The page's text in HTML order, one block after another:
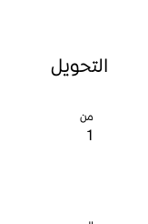
التحويل
من